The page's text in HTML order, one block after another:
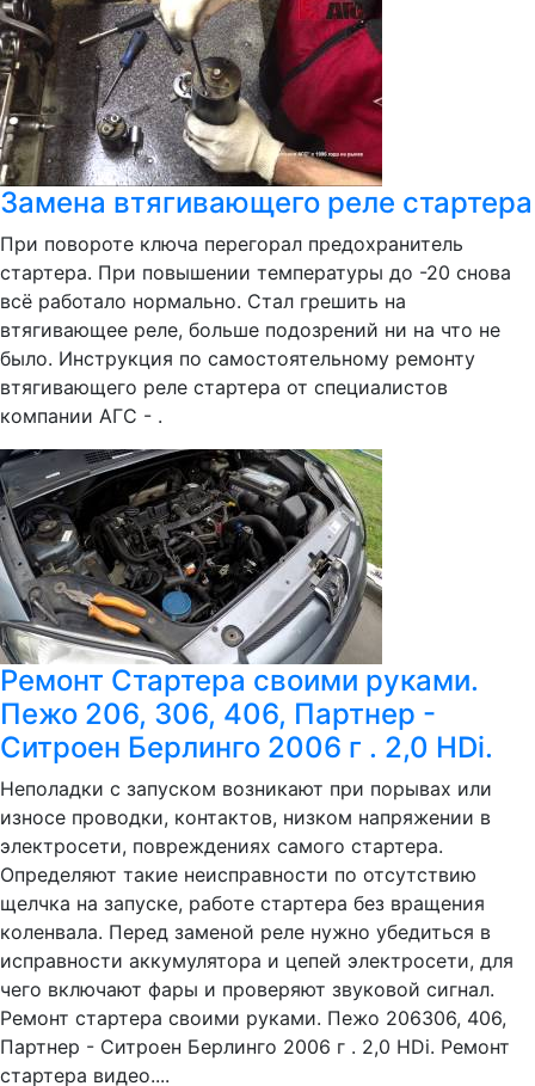
Замена втягивающего реле стартера
При повороте ключа перегорал предохранитель
стартера. При повышении температуры до -20 снова
всё работало нормально. Стал грешить на
втягивающее реле, больше подозрений ни на что не
было. Инструкция по самостоятельному ремонту
втягивающего реле стартера от специалистов
компании АГС - .
Ремонт Стартера своими руками.
Пежо 206, 306, 406, Партнер -
Ситроен Берлинго 2006 г . 2,0 HDi.
Неполадки с запуском возникают при порывах или
износе проводки, контактов, низком напряжении в
электросети, повреждениях самого стартера.
Определяют такие неисправности по отсутствию
щелчка на запуске, работе стартера без вращения
коленвала. Перед заменой реле нужно убедиться в
исправности аккумулятора и цепей электросети, для
чего включают фары и проверяют звуковой сигнал.
Ремонт стартера своими руками. Пежо 206306, 406,
Партнер - Ситроен Берлинго 2006 г . 2,0 HDi. Ремонт
стартера видео....